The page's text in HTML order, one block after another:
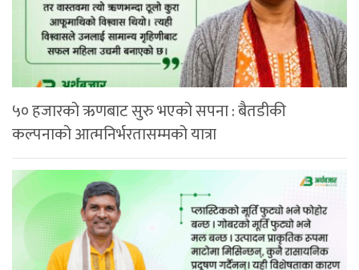
५० हजारको ऋणबाट सुरु भएको सपना : बैतडीकी
कल्पनाको आत्मनिर्भरतासम्मको यात्रा